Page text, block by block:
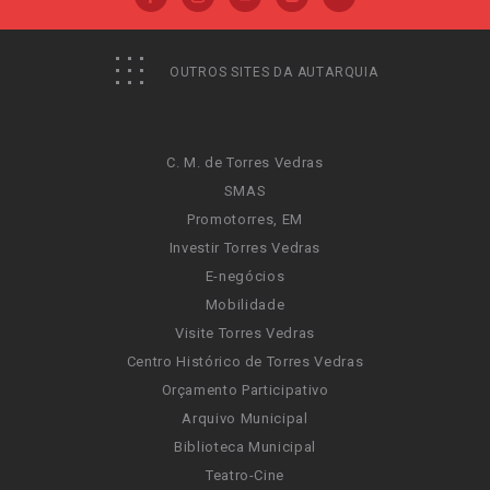
OUTROS SITES DA AUTARQUIA
C. M. de Torres Vedras
SMAS
Promotorres, EM
Investir Torres Vedras
E-negócios
Mobilidade
Visite Torres Vedras
Centro Histórico de Torres Vedras
Orçamento Participativo
Arquivo Municipal
Biblioteca Municipal
Teatro-Cine